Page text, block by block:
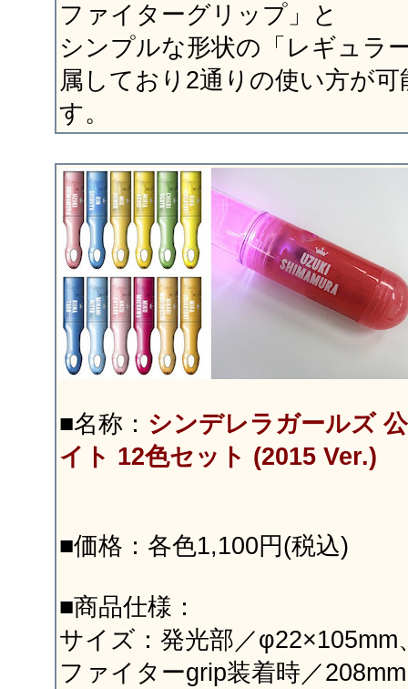
ファイターグリップ」と
シンプルな形状の「レギュラ
属しており2通りの使い方が
す。
■名称： シンデレラガールズ
イト 12色セット (2015 Ver.)
■価格：各色1,100円(税込)
■商品仕様：
サイズ：発光部／φ22×105mm
ファイターgrip装着時／208mm